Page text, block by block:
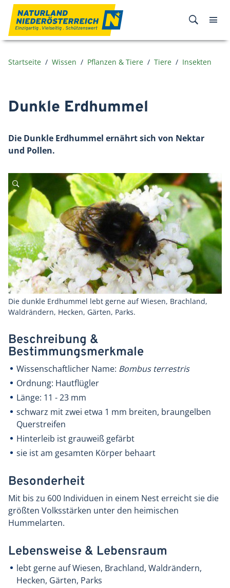
Zum Inhalt
Startseite Wissen Pflanzen & Tiere Tiere Insekten
Dunkle Erdhummel
Die Dunkle Erdhummel ernährt sich von Nektar
und Pollen.
Die dunkle Erdhummel lebt gerne auf Wiesen, Brachland,
Waldrändern, Hecken, Gärten, Parks.
Beschreibung &
Bestimmungsmerkmale
Wissenschaftlicher Name: Bombus terrestris
Ordnung: Hautflügler
Länge: 11 - 23 mm
schwarz mit zwei etwa 1 mm breiten, braungelben
Querstreifen
Hinterleib ist grauweiß gefärbt
sie ist am gesamten Körper behaart
Besonderheit
Mit bis zu 600 Individuen in einem Nest erreicht sie die
größten Volksstärken unter den heimischen
Hummelarten.
Lebensweise & Lebensraum
lebt gerne auf Wiesen, Brachland, Waldrändern,
Hecken, Gärten, Parks